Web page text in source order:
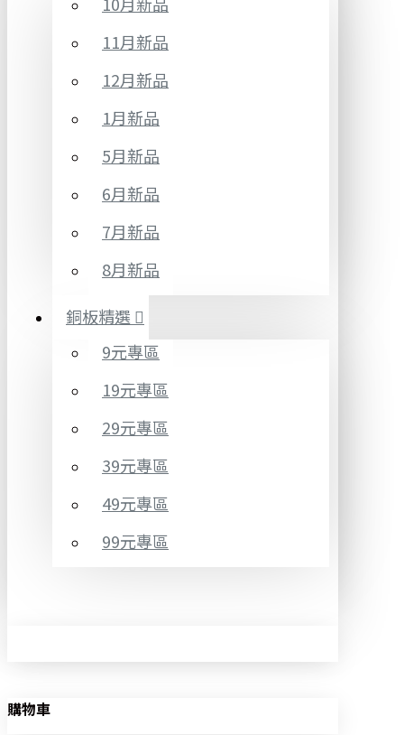
11月新品
12月新品
1月新品
5月新品
6月新品
7月新品
8月新品
銅板精選
9元專區
19元專區
29元專區
39元專區
49元專區
99元專區
購物車